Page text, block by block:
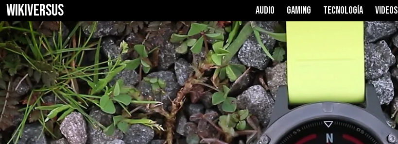
WIKIVERSUS AUDIO GAMING TECNOLOGÍA VIDEOS